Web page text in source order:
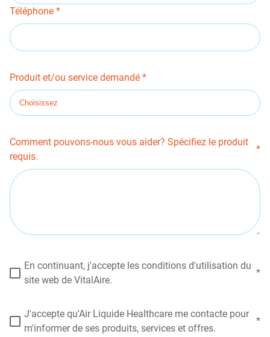
Téléphone
Produit et/ou service demandé
Comment pouvons-nous vous aider? Spécifiez le produit
requis.
En continuant, j'accepte les conditions d'utilisation du
site web de VitalAire.
J'accepte qu'Air Liquide Healthcare me contacte pour
m'informer de ses produits, services et offres.